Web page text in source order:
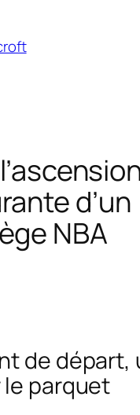
d’un
NBA
de départ,
le parquet